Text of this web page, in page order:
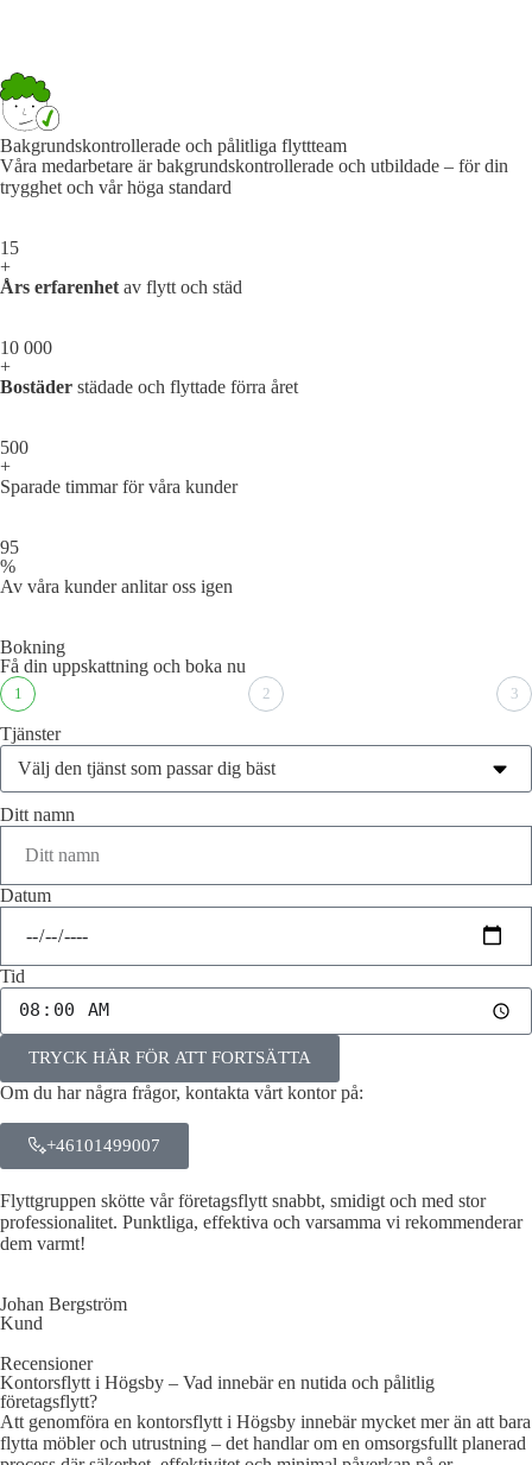
Bakgrundskontrollerade och pålitliga flyttteam
Våra medarbetare är bakgrundskontrollerade och utbildade – för din
trygghet och vår höga standard
15
+
Års erfarenhet av flytt och städ
10 000
+
Bostäder städade och flyttade förra året
500
+
Sparade timmar för våra kunder
95
%
Av våra kunder anlitar oss igen
Bokning
Få din uppskattning och boka nu
1 2 3
Tjänster
Ditt namn
Datum
Tid
TRYCK HÄR FÖR ATT FORTSÄTTA
Om du har några frågor, kontakta vårt kontor på:
+46101499007
Flyttgruppen skötte vår företagsflytt snabbt, smidigt och med stor
professionalitet. Punktliga, effektiva och varsamma vi rekommenderar
dem varmt!
Johan Bergström
Kund
Recensioner
Kontorsflytt i Högsby – Vad innebär en nutida och pålitlig
företagsflytt?
Att genomföra en kontorsflytt i Högsby innebär mycket mer än att bara
flytta möbler och utrustning – det handlar om en omsorgsfullt planerad